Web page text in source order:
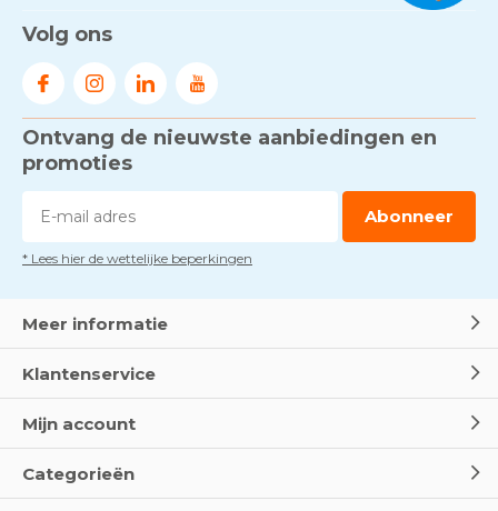
Volg ons
Ontvang de nieuwste aanbiedingen en
promoties
Abonneer
* Lees hier de wettelijke beperkingen
Meer informatie
Klantenservice
Mijn account
Categorieën